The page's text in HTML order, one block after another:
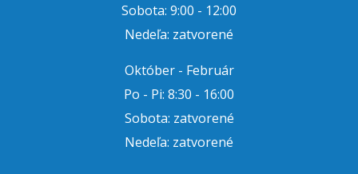
Sobota: 9:00 - 12:00
Nedeľa: zatvorené
Október - Február
Po - Pi: 8:30 - 16:00
Sobota: zatvorené
Nedeľa: zatvorené